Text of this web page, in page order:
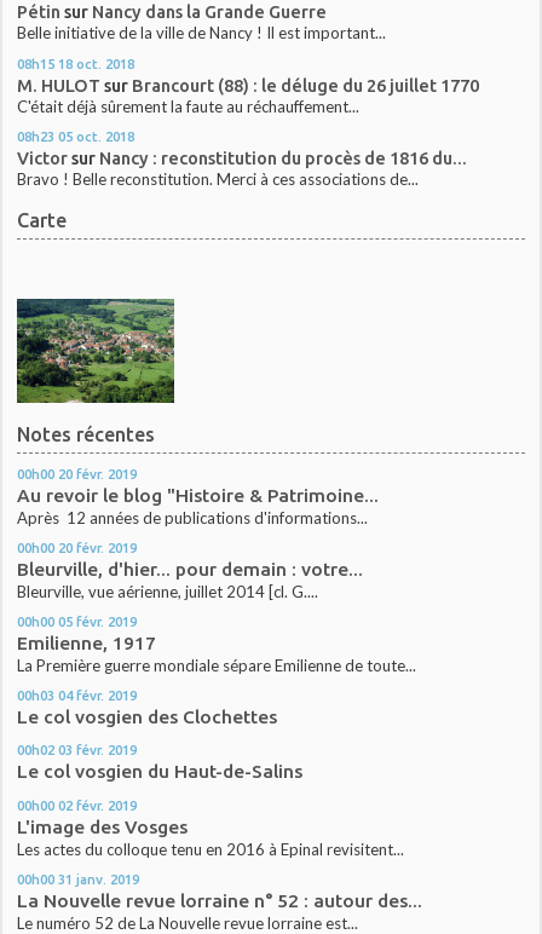
Pétin sur Nancy dans la Grande Guerre
Belle initiative de la ville de Nancy ! Il est important...
08h15 18 oct. 2018
M. HULOT sur Brancourt (88) : le déluge du 26 juillet 1770
C'était déjà sûrement la faute au réchauffement...
08h23 05 oct. 2018
Victorsur Nancy : reconstitution du procès de 1816 du...
Bravo ! Belle reconstitution. Merci à ces associations de...
Carte
Notes récentes
00h00 20 févr. 2019
Au revoir le blog "Histoire & Patrimoine...
Après 12 années de publications d'informations...
00h00 20 févr. 2019
Bleurville, d'hier... pour demain : votre...
Bleurville, vue aérienne, juillet 2014 [cl. G....
00h00 05 févr. 2019
Emilienne, 1917
La Première guerre mondiale sépare Emilienne de toute...
00h03 04 févr. 2019
Le col vosgien des Clochettes
00h02 03 févr. 2019
Le col vosgien du Haut-de-Salins
00h00 02 févr. 2019
L'image des Vosges
Les actes du colloque tenu en 2016 à Epinal revisitent...
00h00 31 janv. 2019
La Nouvelle revue lorraine n° 52 : autour des...
Le numéro 52 de La Nouvelle revue lorraine est...